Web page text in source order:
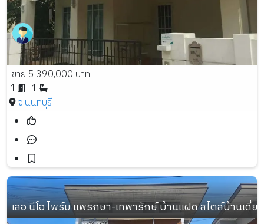
ขาย 5,390,000 บาท
1
1
จ.นนทบุรี
เลอ นีโอ ไพร์ม แพรกษา-เทพารักษ์ บ้านแฝด สไตล์บ้านเดี่